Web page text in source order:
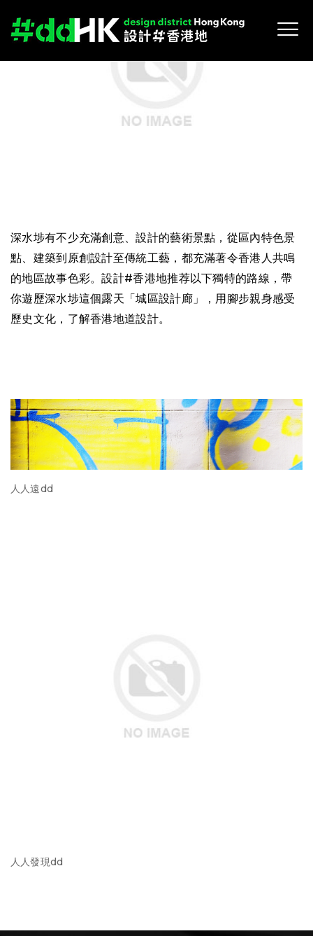
深水埗有不少充滿創意、設計的藝術景點，從區內特色景
點、建築到原創設計至傳統工藝，都充滿著令香港人共鳴
的地區故事色彩。設計#香港地推荐以下獨特的路線，帶
你遊歷深水埗這個露天「城區設計廊」，用腳步親身感受
歷史文化，了解香港地道設計。
人人遠dd
人人發現dd